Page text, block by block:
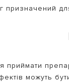
приймати
можуть